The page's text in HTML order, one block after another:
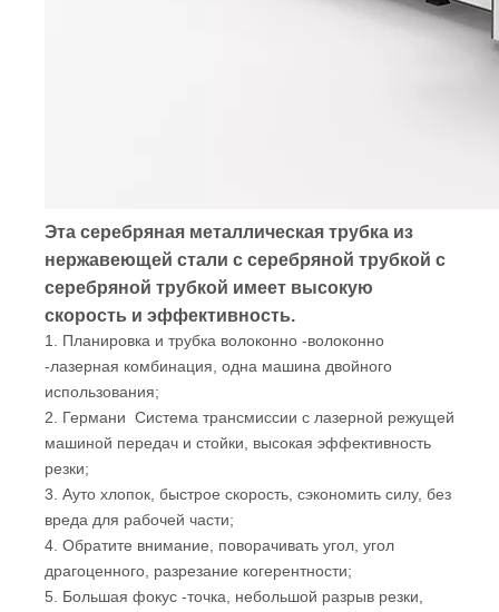
Эта серебряная металлическая трубка из
нержавеющей стали с серебряной трубкой с
серебряной трубкой имеет высокую
скорость и эффективность.
1. Планировка и трубка волоконно -волоконно
-лазерная комбинация, одна машина двойного
использования;
2. Германи Система трансмиссии с лазерной режущей
машиной передач и стойки, высокая эффективность
резки;
3. Ауто хлопок, быстрое скорость, сэкономить силу, без
вреда для рабочей части;
4. Обратите внимание, поворачивать угол, угол
драгоценного, разрезание когерентности;
5. Большая фокус -точка, небольшой разрыв резки,